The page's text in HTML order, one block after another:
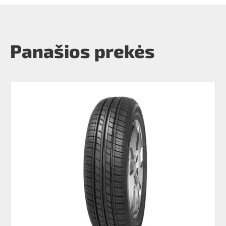
Panašios prekės